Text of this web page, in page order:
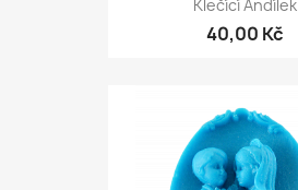
Klečící Andílek
40,00 Kč